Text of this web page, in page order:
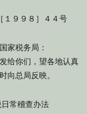
９９８］４４号
家税务局：
你们，望各地认真
向总局反映。
办法